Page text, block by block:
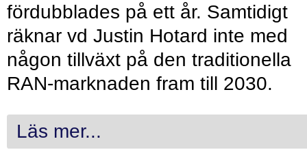
fördubblades på ett år. Samtidigt
räknar vd Justin Hotard inte med
någon tillväxt på den traditionella
RAN-marknaden fram till 2030.
Läs mer...